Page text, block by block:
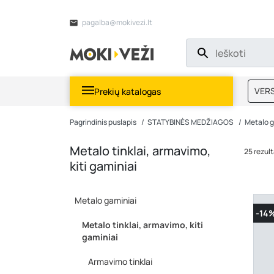
pagalba@mokivezi.lt
Prekių katalogas
Pagrindinis puslapis STATYBINĖS MEDŽIAGOS Metalo
Metalo tinklai, armavimo,
kiti gaminiai
Metalo gaminiai
Metalo tinklai, armavimo, kiti
gaminiai
Armavimo tinklai
25
-